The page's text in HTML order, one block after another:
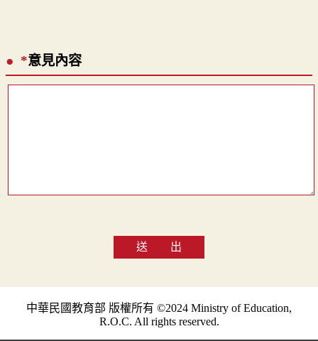
*意見內容
送 出
中華民國教育部 版權所有 ©2024 Ministry of Education,
R.O.C. All rights reserved.